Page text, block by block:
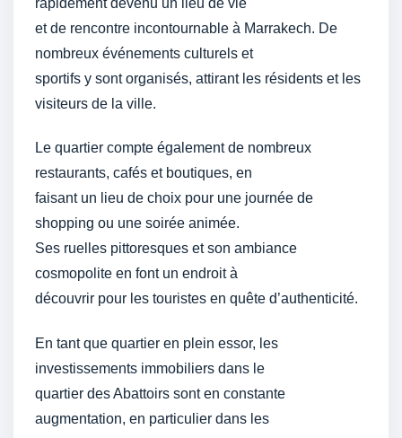
et de rencontre incontournable à Marrakech. De
nombreux événements culturels et
sportifs y sont organisés, attirant les résidents et les
visiteurs de la ville.
Le quartier compte également de nombreux
restaurants, cafés et boutiques, en
faisant un lieu de choix pour une journée de
shopping ou une soirée animée.
Ses ruelles pittoresques et son ambiance
cosmopolite en font un endroit à
découvrir pour les touristes en quête d’authenticité.
En tant que quartier en plein essor, les
investissements immobiliers dans le
quartier des Abattoirs sont en constante
augmentation, en particulier dans les